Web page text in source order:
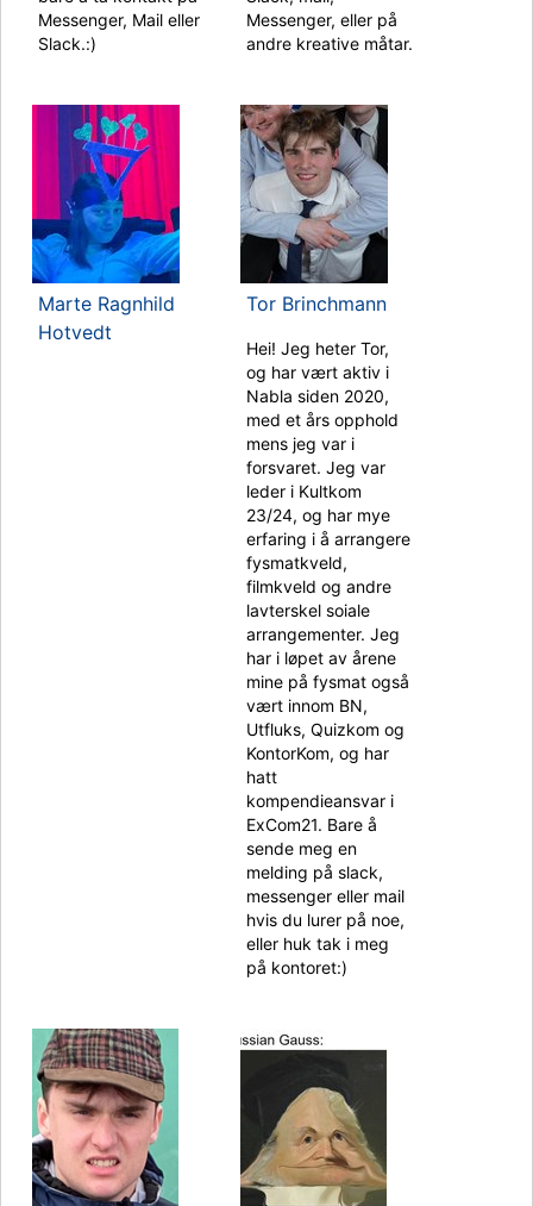
Messenger, Mail eller
Slack.:)
Messenger, eller på
andre kreative måtar.
Marte Ragnhild
Hotvedt
Tor Brinchmann
Hei! Jeg heter Tor,
og har vært aktiv i
Nabla siden 2020,
med et års opphold
mens jeg var i
forsvaret. Jeg var
leder i Kultkom
23/24, og har mye
erfaring i å arrangere
fysmatkveld,
filmkveld og andre
lavterskel soiale
arrangementer. Jeg
har i løpet av årene
mine på fysmat også
vært innom BN,
Utfluks, Quizkom og
KontorKom, og har
hatt
kompendieansvar i
ExCom21. Bare å
sende meg en
melding på slack,
messenger eller mail
hvis du lurer på noe,
eller huk tak i meg
på kontoret:)